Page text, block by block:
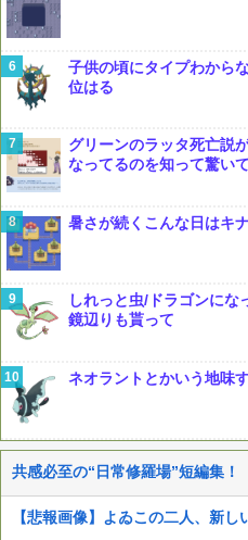
子供の頃にタイプわから
位はる
グリーンのラッタ死亡説
なってるのを知って驚い
暑さが続くこんな日はキ
しれっと虫/ドラゴンにな
鏡辺りも貰って
ネオラントとかいう地味
共感必至の“日常修羅場”短編集！